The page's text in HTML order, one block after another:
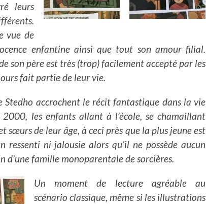
leurs
vue de
enfantine ainsi que tout son amour filial.
son père est très (trop) facilement accepté par les
fait partie de leur vie.
accrochent le récit fantastique dans la vie
les enfants allant à l’école, se chamaillant
sœurs de leur âge, à ceci près que la plus jeune est
ressenti ni jalousie alors qu’il ne possède aucun
d’une famille monoparentale de sorcières.
Un moment de lecture agréable au
scénario classique, même si les illustrations